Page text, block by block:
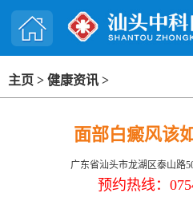
主页 > 健康资讯 >
面部白癜风该
广东省汕头市龙湖区泰山路
预约热线：